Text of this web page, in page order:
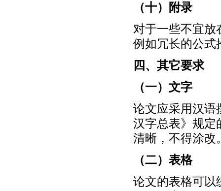
（十）附录
对于一些不宜放
例如冗长的公式
四、其它要求
（一）文字
论文应采用汉语
汉字总表》规定
清晰，不得涂改
（二）表格
论文的表格可以